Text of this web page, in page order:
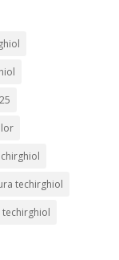
techirghiol
techirghiol